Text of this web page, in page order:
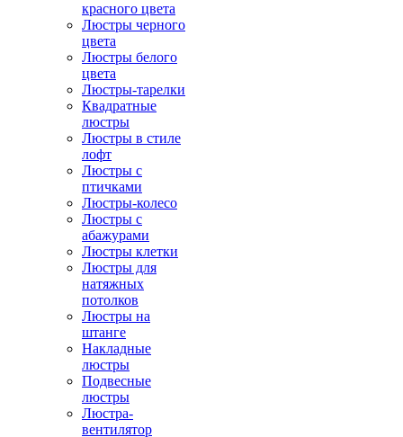
красного цвета
Люстры черного
цвета
Люстры белого
цвета
Люстры-тарелки
Квадратные
люстры
Люстры в стиле
лофт
Люстры с
птичками
Люстры-колесо
Люстры с
абажурами
Люстры клетки
Люстры для
натяжных
потолков
Люстры на
штанге
Накладные
люстры
Подвесные
люстры
Люстра-
вентилятор